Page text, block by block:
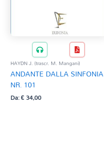
HAYDN J. (trascr. M. Mangani)
ANDANTE DALLA SINFONIA
NR. 101
Da:€34,00